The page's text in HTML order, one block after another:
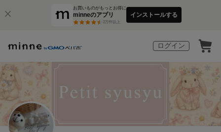
お買いものがもっとお得に
minneのアプリ
3万件以上
インストールする
ログイン